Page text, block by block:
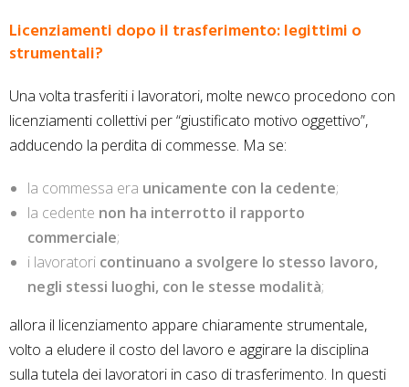
Licenziamenti dopo il trasferimento: legittimi o
strumentali?
Una volta trasferiti i lavoratori, molte newco procedono con
licenziamenti collettivi per “giustificato motivo oggettivo”,
adducendo la perdita di commesse. Ma se:
la commessa era unicamente con la cedente;
la cedente non ha interrotto il rapporto
commerciale;
i lavoratori continuano a svolgere lo stesso lavoro,
negli stessi luoghi, con le stesse modalità;
allora il licenziamento appare chiaramente strumentale,
volto a eludere il costo del lavoro e aggirare la disciplina
sulla tutela dei lavoratori in caso di trasferimento. In questi